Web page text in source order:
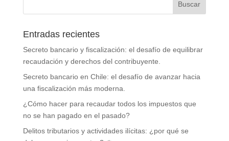
Entradas recientes
Secreto bancario y fiscalización: el desafío de equilibrar
recaudación y derechos del contribuyente.
Secreto bancario en Chile: el desafío de avanzar hacia
una fiscalización más moderna.
¿Cómo hacer para recaudar todos los impuestos que
no se han pagado en el pasado?
Delitos tributarios y actividades ilícitas: ¿por qué se